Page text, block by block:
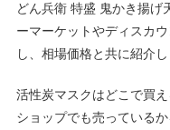
どん兵衛 特盛 鬼かき揚げ
ーマーケットやディスカ
し、相場価格と共に紹介し
活性炭マスクはどこで買
ショップでも売っている